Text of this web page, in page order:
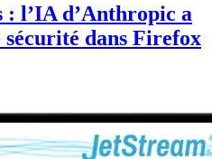
: l’IA d’Anthropic a
dans Firefox